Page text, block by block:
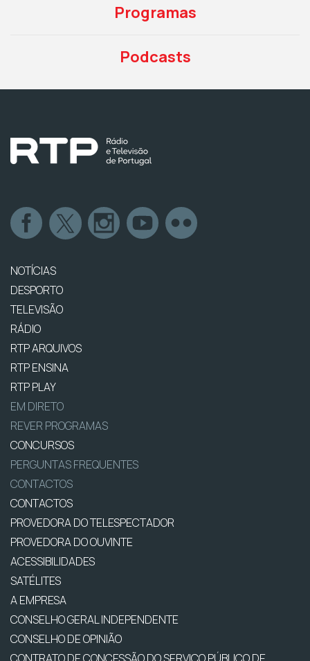
Programas
Podcasts
NOTÍCIAS
DESPORTO
TELEVISÃO
RÁDIO
RTP ARQUIVOS
RTP ENSINA
RTP PLAY
EM DIRETO
REVER PROGRAMAS
CONCURSOS
PERGUNTAS FREQUENTES
CONTACTOS
CONTACTOS
PROVEDORA DO TELESPECTADOR
PROVEDORA DO OUVINTE
ACESSIBILIDADES
SATÉLITES
A EMPRESA
CONSELHO GERAL INDEPENDENTE
CONSELHO DE OPINIÃO